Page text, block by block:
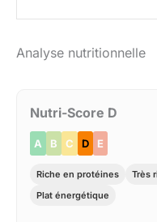
Analyse nutritionnelle
Nutri-Score D
A B C D E
Riche en protéines Très
Plat énergétique